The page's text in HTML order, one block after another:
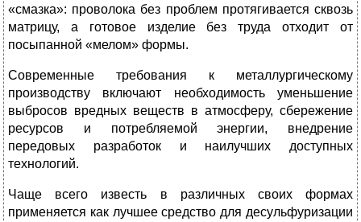
«смазка»: проволока без проблем протягивается сквозь
матрицу, а готовое изделие без труда отходит от
посыпанной «мелом» формы.
Современные требования к металлургическому
производству включают необходимость уменьшение
выбросов вредных веществ в атмосферу, сбережение
ресурсов и потребляемой энергии, внедрение
передовых разработок и наилучших доступных
технологий.
Чаще всего известь в различных своих формах
применяется как лучшее средство для десульфуризации